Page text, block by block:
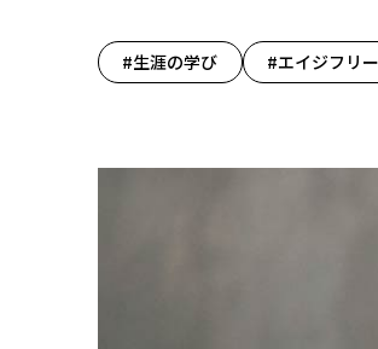
#生涯の学び #エイジフリー